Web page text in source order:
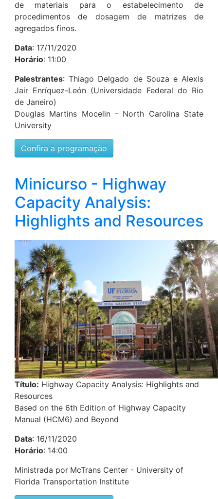
de materiais para o estabelecimento de
procedimentos de dosagem de matrizes de
agregados finos.
Data: 17/11/2020
Horário: 11:00
Palestrantes: Thiago Delgado de Souza e Alexis
Jair Enríquez-León (Universidade Federal do Rio
de Janeiro)
Douglas Martins Mocelin - North Carolina State
University
Confira a programação
Minicurso - Highway
Capacity Analysis:
Highlights and Resources
Título: Highway Capacity Analysis: Highlights and
Resources
Based on the 6th Edition of Highway Capacity
Manual (HCM6) and Beyond
Data: 16/11/2020
Horário: 14:00
Ministrada por McTrans Center - University of
Florida Transportation Institute